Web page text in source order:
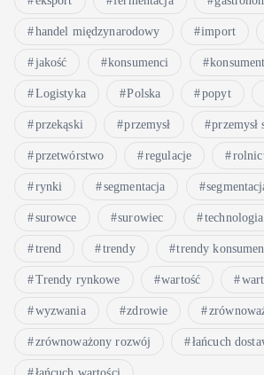
handel międzynarodowy import
jakość konsumenci konsument
Logistyka Polska popyt
przekąski przemysł przemysł
przetwórstwo regulacje
rynki segmentacja
surowce surowiec technologia
trend trendy trendy
Trendy rynkowe wartość
wyzwania zdrowie
zrównoważony rozwój łańcuch